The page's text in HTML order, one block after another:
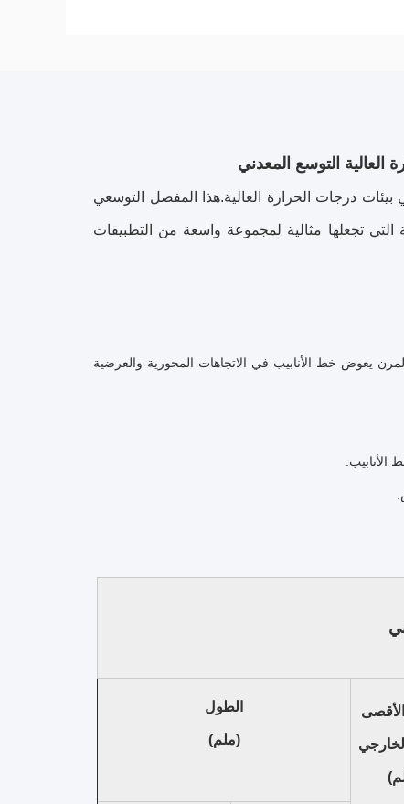
درجات الحرارة العالية.هذا المفصل التوسعي
التي تجعلها مثالية لمجموعة واسعة من التطبيقات
يعوض خط الأنابيب في الاتجاهات المحورية والعرضية
الطول
(ملم)